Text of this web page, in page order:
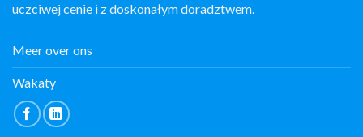
uczciwej cenie i z doskonałym doradztwem.
Meer over ons
Wakaty